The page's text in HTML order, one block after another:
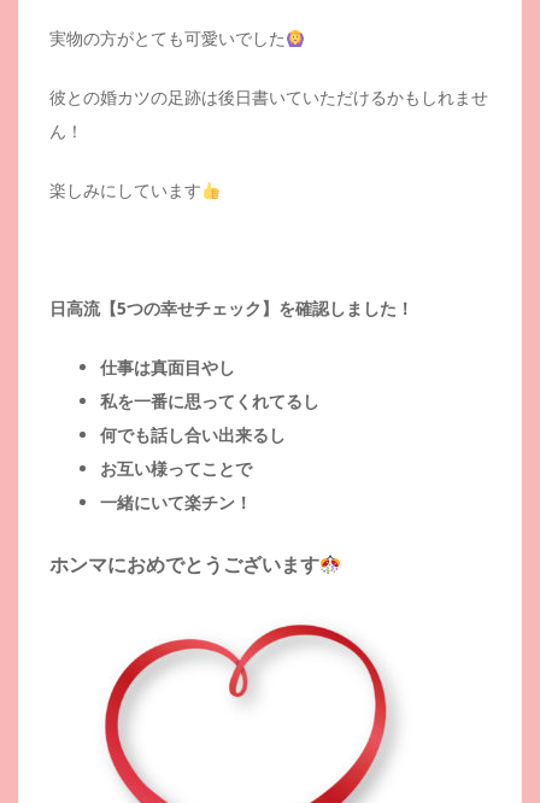
実物の方がとても可愛いでした
彼との婚カツの足跡は後日書いていただけるかもしれませ
ん！
楽しみにしています
日高流【5つの幸せチェック】を確認しました！
仕事は真面目やし
私を一番に思ってくれてるし
何でも話し合い出来るし
お互い様ってことで
一緒にいて楽チン！
ホンマにおめでとうございます